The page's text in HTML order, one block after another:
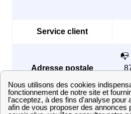
Service client
Adresse postale
📭
N’hésitez pas à contacter Engie